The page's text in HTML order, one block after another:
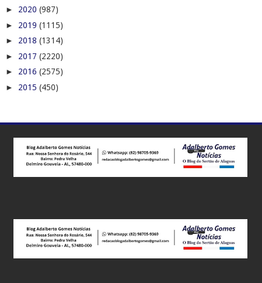
► 2020 (987)
► 2019 (1115)
► 2018 (1314)
► 2017 (2220)
► 2016 (2575)
► 2015 (450)